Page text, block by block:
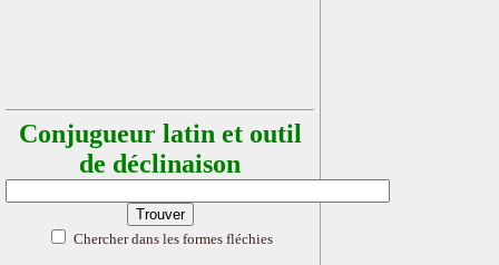
Conjugueur latin et outil
de déclinaison
Chercher dans les formes fléchies